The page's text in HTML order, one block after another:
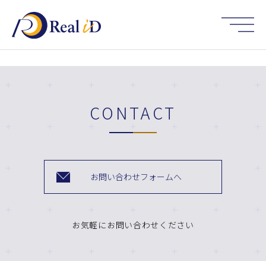
CONTACT
お問い合わせフォームへ
お気軽にお問い合わせください